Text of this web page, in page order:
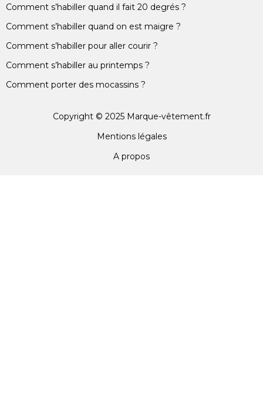
Comment s’habiller quand il fait 20 degrés ?
Comment s’habiller quand on est maigre ?
Comment s’habiller pour aller courir ?
Comment s’habiller au printemps ?
Comment porter des mocassins ?
Copyright © 2025 Marque-vêtement.fr
Mentions légales
A propos